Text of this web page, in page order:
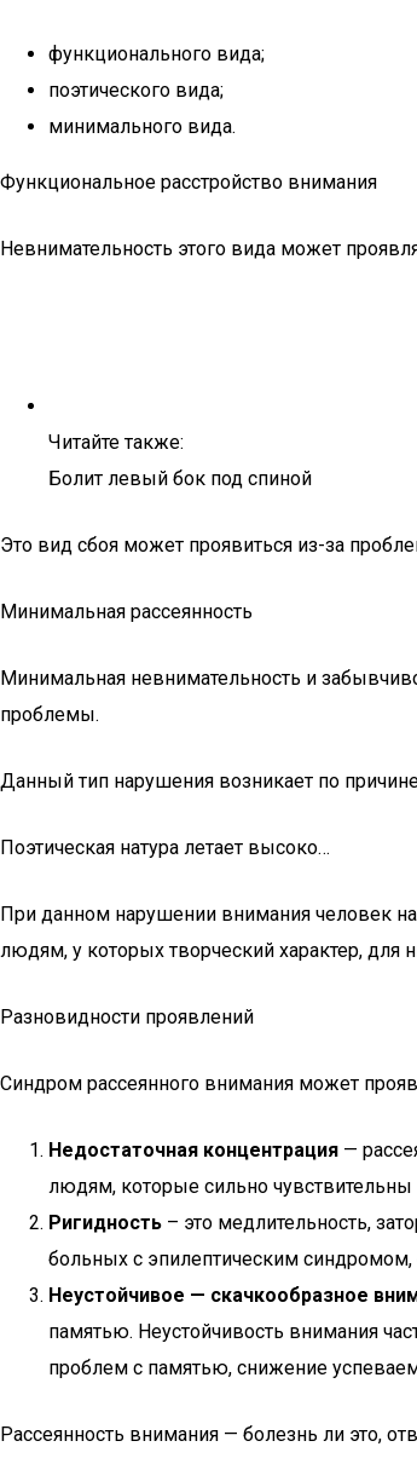
функционального вида;
поэтического вида;
минимального вида.
Функциональное расстройство внимания
Невнимательность этого вида может
Читайте также:
Болит левый бок под спиной
Это вид сбоя может проявиться из-за
Минимальная рассеянность
Минимальная невнимательность и
проблемы.
Данный тип нарушения возникает по
Поэтическая натура летает высоко…
При данном нарушении внимания человек
людям, у которых творческий характер, для
Разновидности проявлений
Синдром рассеянного внимания может
Недостаточная концентрация —
людям, которые сильно чувствительны
Ригидность – это медлительность,
больных с эпилептическим
Неустойчивое — скачкообразное
памятью. Неустойчивость внимания
проблем с памятью, снижение
Рассеянность внимания — болезнь ли это,